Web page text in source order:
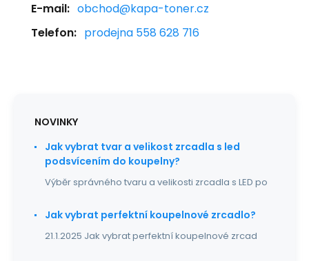
E-mail: obchod@kapa-toner.cz
Telefon: prodejna 558 628 716
NOVINKY
Jak vybrat tvar a velikost zrcadla s led
podsvícením do koupelny?
Výběr správného tvaru a velikosti zrcadla s LED po
Jak vybrat perfektní koupelnové zrcadlo?
21.1.2025 Jak vybrat perfektní koupelnové zrcad